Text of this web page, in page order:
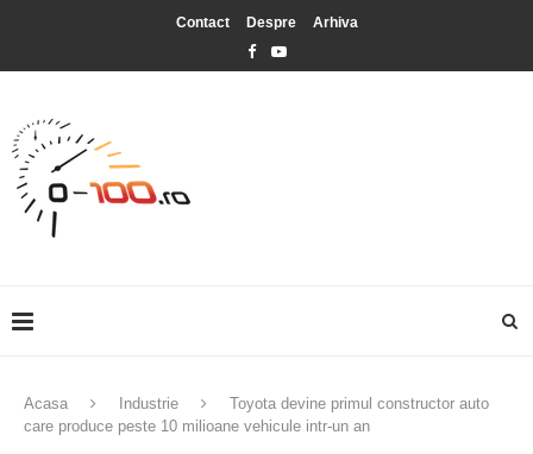
Contact Despre Arhiva
Acasa Industrie
Toyota devine primul constructor auto
care produce peste 10 milioane vehicule intr-un an